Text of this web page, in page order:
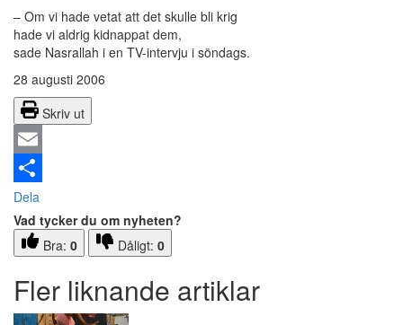
– Om vi hade vetat att det skulle bli krig
hade vi aldrig kidnappat dem,
sade Nasrallah i en TV-intervju i söndags.
28 augusti 2006
Skriv ut
Email
Dela
Vad tycker du om nyheten?
Bra: 0 Dåligt: 0
Fler liknande artiklar